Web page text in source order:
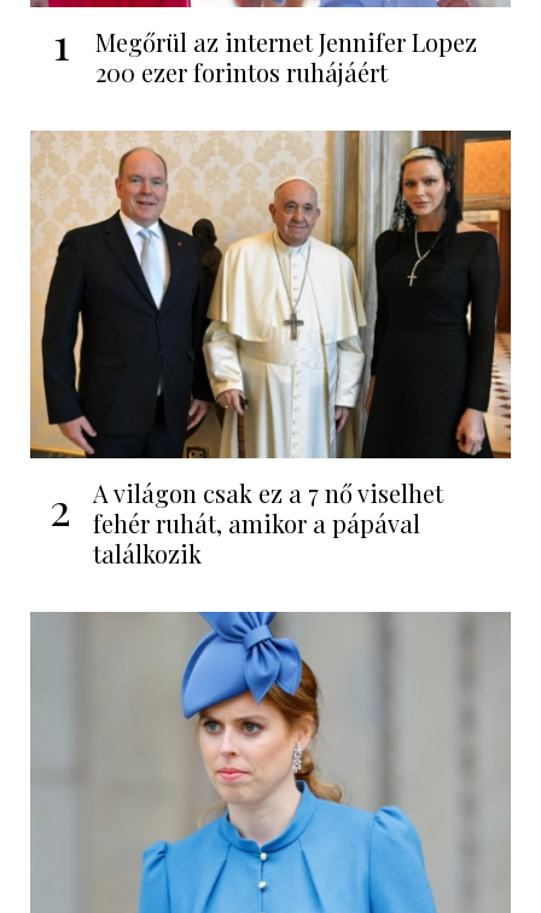
1
Megőrül az internet Jennifer Lopez
200 ezer forintos ruhájáért
2
A világon csak ez a 7 nő viselhet
fehér ruhát, amikor a pápával
találkozik